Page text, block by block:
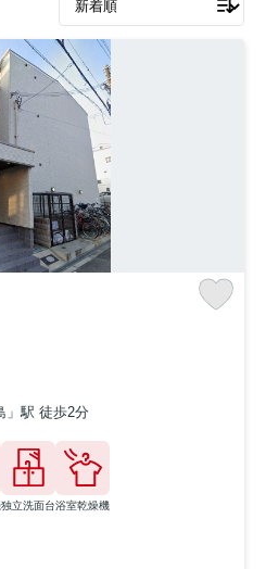
」駅 徒歩2分
独立洗面台浴室乾燥機